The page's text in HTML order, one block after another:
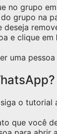
no grupo
grupo na
deseja
e clique em
uma
o tutorial
que você